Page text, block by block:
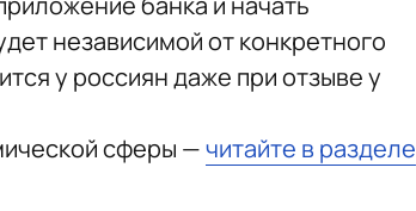
независимой от конкретного
у россиян даже при отзыве у
сферы —читайте в разделе